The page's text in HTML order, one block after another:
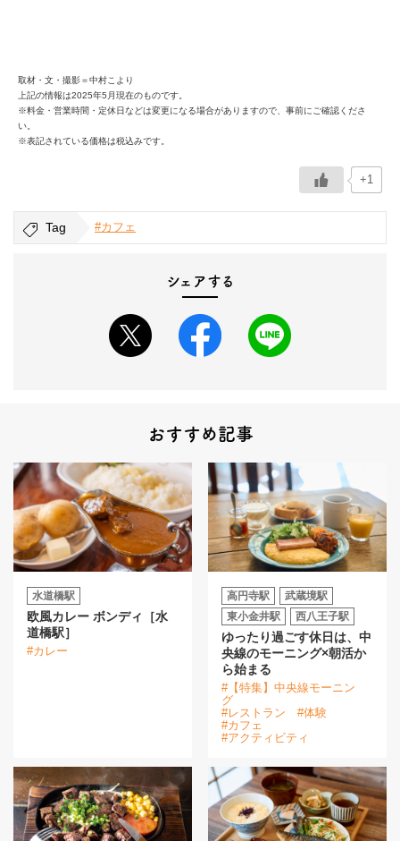
取材・文・撮影＝中村こより
上記の情報は2025年5月現在のものです。
※料金・営業時間・定休日などは変更になる場合がありますので、事前にご確認くださ
い。
※表記されている価格は税込みです。
+1
Tag #カフェ
シェアする
おすすめ記事
水道橋駅
欧風カレー ボンディ［水
道橋駅］
#カレー
高円寺駅
武蔵境駅
東小金井駅
西八王子駅
ゆったり過ごす休日は、中
央線のモーニング×朝活か
ら始まる
#【特集】中央線モーニン
グ
#レストラン
#体験
#カフェ
#アクティビティ